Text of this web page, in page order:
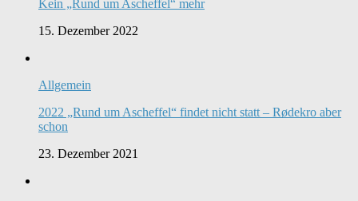
Kein „Rund um Ascheffel“ mehr
15. Dezember 2022
Allgemein
2022 „Rund um Ascheffel“ findet nicht statt – Rødekro aber
schon
23. Dezember 2021